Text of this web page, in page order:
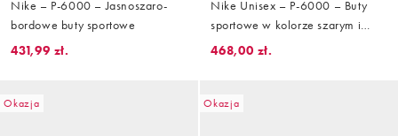
Nike – P-6000 – Jasnoszaro-
bordowe buty sportowe
431,99 zł.
Nike Unisex – P-6000 – Buty
sportowe w kolorze szarym i
złamanej bieli
468,00 zł.
Okazja Okazja